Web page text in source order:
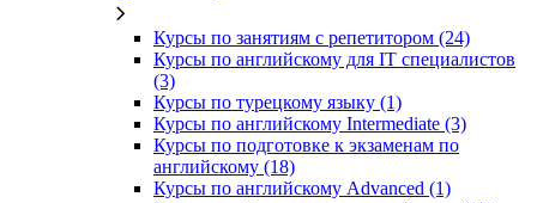
Курсы по занятиям с репетитором (24)
Курсы по английскому для IT специалистов
(3)
Курсы по турецкому языку (1)
Курсы по английскому Intermediate (3)
Курсы по подготовке к экзаменам по
английскому (18)
Курсы по английскому Advanced (1)